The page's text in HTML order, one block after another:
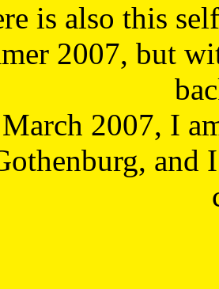
is also this
2007, but
2007, I
and